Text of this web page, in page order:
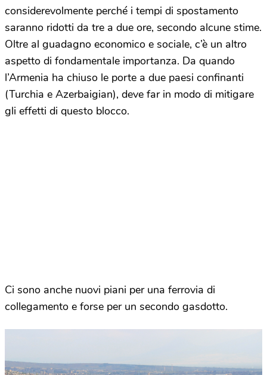
considerevolmente perché i tempi di spostamento
saranno ridotti da tre a due ore, secondo alcune stime.
Oltre al guadagno economico e sociale, c’è un altro
aspetto di fondamentale importanza. Da quando
l’Armenia ha chiuso le porte a due paesi confinanti
(Turchia e Azerbaigian), deve far in modo di mitigare
gli effetti di questo blocco.
Ci sono anche nuovi piani per una ferrovia di
collegamento e forse per un secondo gasdotto.